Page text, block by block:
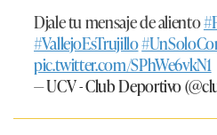
Djale tu mensaje de aliento
#VallejoEsTrujillo
pic.twitter.com/SPhWe6vkN1
— UCV - Club Deportivo